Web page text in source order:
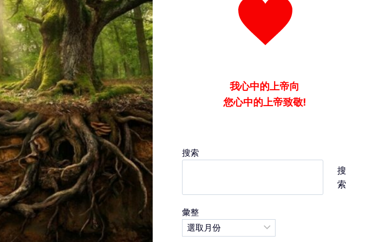
我心中的上帝向
您心中的上帝致敬!
搜索
搜
索
彙整